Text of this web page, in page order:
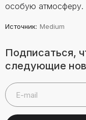
особую атмосферу.
Источник: Medium
Подписаться,
следующие